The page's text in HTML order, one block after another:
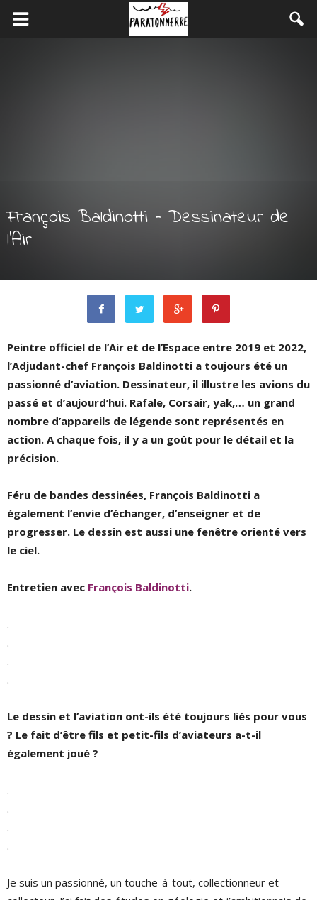
François Baldinotti – Dessinateur de
l’Air
Peintre officiel de l’Air et de l’Espace entre 2019 et 2022,
l’Adjudant-chef François Baldinotti a toujours été un
passionné d’aviation. Dessinateur, il illustre les avions du
passé et d’aujourd’hui. Rafale, Corsair, yak,… un grand
nombre d’appareils de légende sont représentés en
action. A chaque fois, il y a un goût pour le détail et la
précision.
Féru de bandes dessinées, François Baldinotti a
également l’envie d’échanger, d’enseigner et de
progresser. Le dessin est aussi une fenêtre orienté vers
le ciel.
Entretien avec François Baldinotti.
.
.
.
.
Le dessin et l’aviation ont-ils été toujours liés pour vous
? Le fait d’être fils et petit-fils d’aviateurs a-t-il
également joué ?
.
.
.
.
Je suis un passionné, un touche-à-tout, collectionneur et